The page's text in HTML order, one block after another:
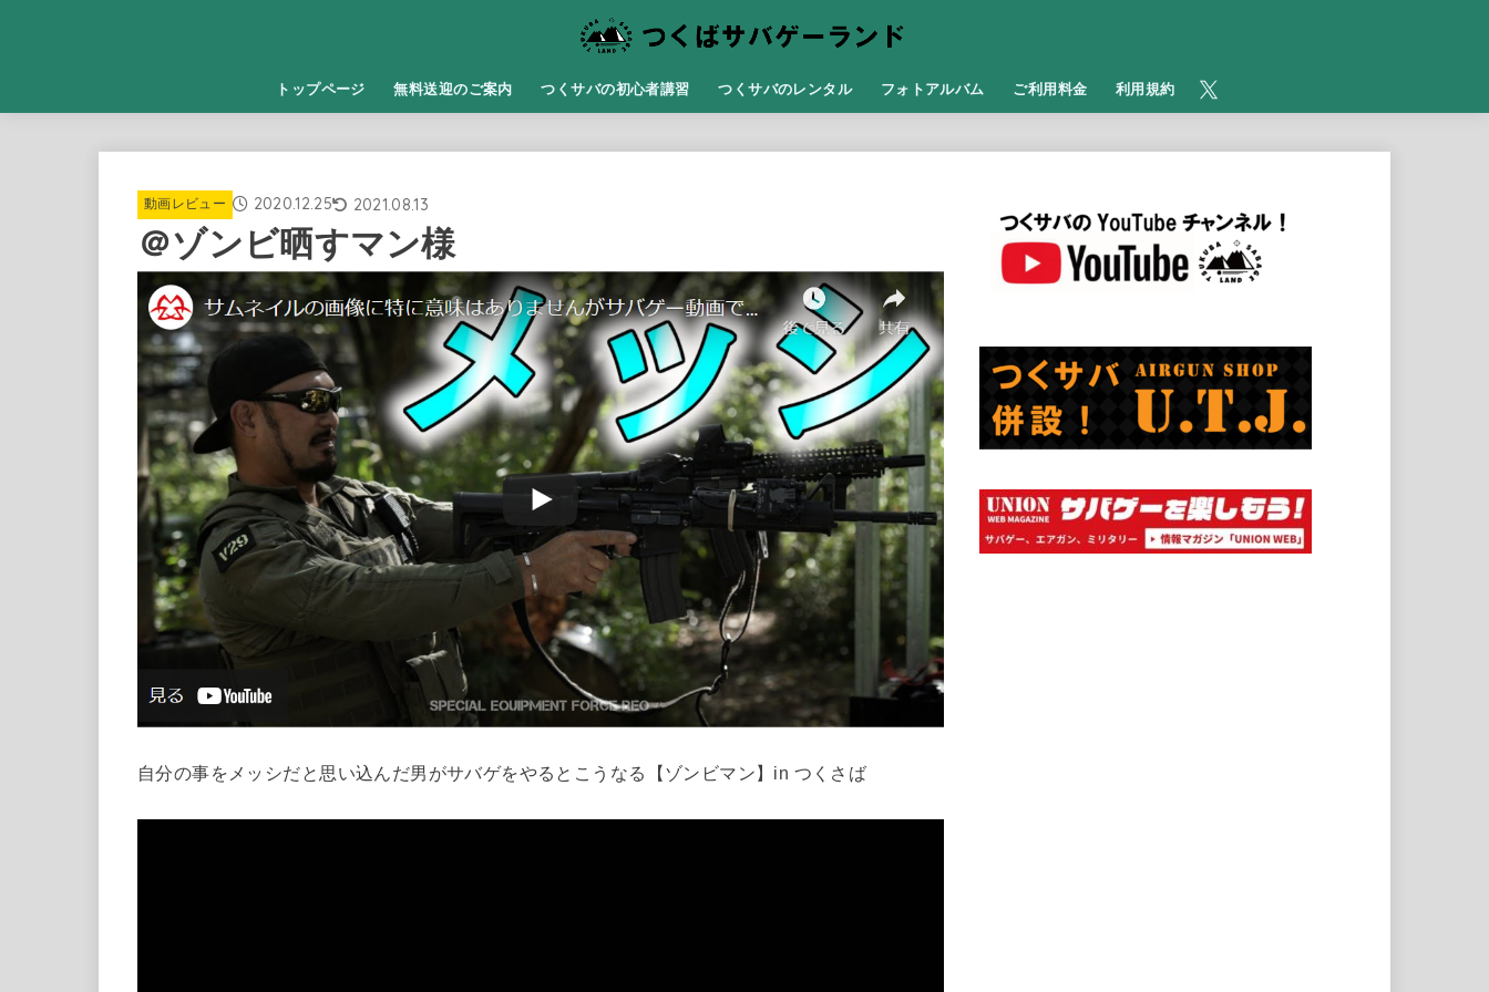
トップページ 無料送迎のご案内 つくサバの初心者講習 つくサバのレンタル フォトアルバム ​ご利用料金 利用規約
動画レビュー 2020.12.25 2021.08.13
＠ゾンビ晒すマン様
自分の事をメッシだと思い込んだ男がサバゲをやるとこうなる【ゾンビマン】in つくさば